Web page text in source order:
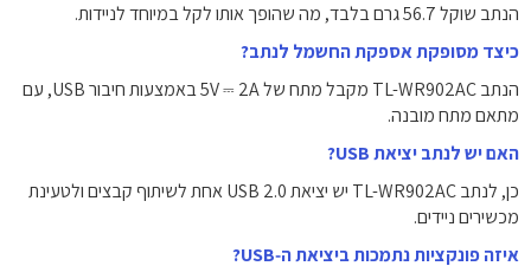
הנתב שוקל ‎56.7 גרם‎ בלבד, מה שהופך אותו לקל במיוחד לניידות.
כיצד מסופקת אספקת החשמל לנתב?
הנתב TL-WR902AC מקבל מתח של ‎5V ⎓ 2A‎ באמצעות חיבור USB, עם
מתאם מתח מובנה.
האם יש לנתב יציאת USB?
כן, לנתב TL-WR902AC יש יציאת USB 2.0 אחת לשיתוף קבצים ולטעינת
מכשירים ניידים.
איזה פונקציות נתמכות ביציאת ה‑USB?